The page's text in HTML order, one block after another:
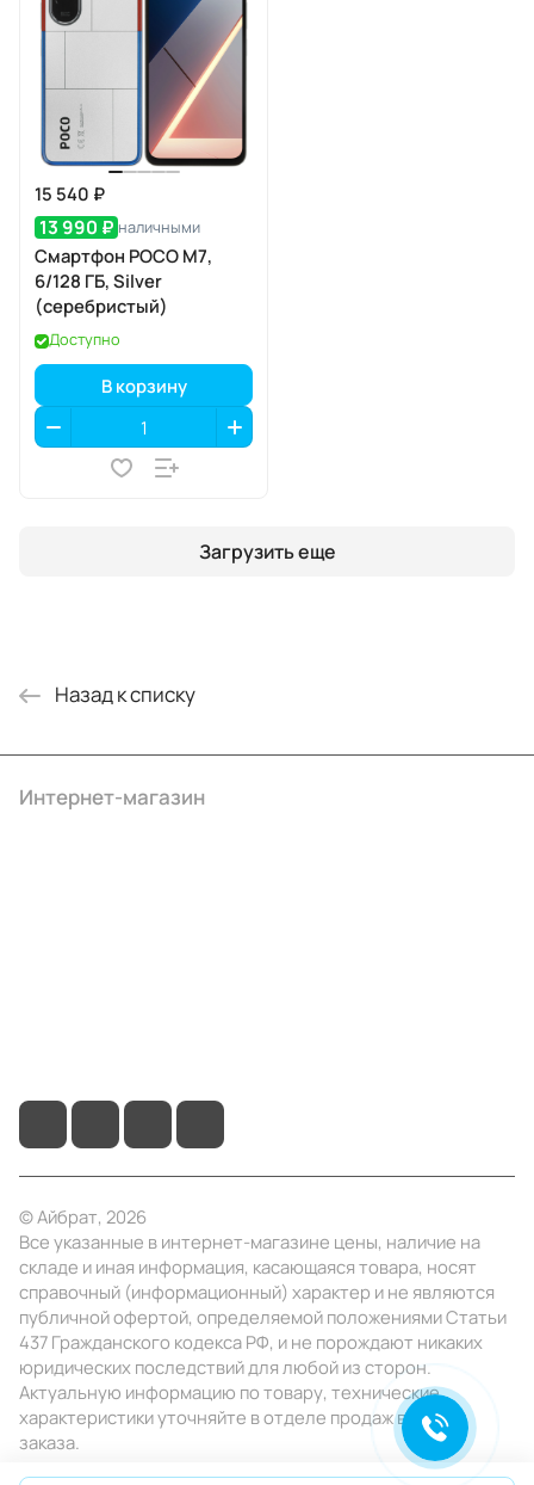
15 540 ₽
13 990 ₽ наличными
Смартфон POCO M7,
6/128 ГБ, Silver
(серебристый)
Доступно
В корзину
Загрузить еще
Назад к списку
Интернет-магазин
© Айбрат, 2026
Все указанные в интернет-магазине цены, наличие на
складе и иная информация, касающаяся товара, носят
справочный (информационный) характер и не являются
публичной офертой, определяемой положениями Статьи
437 Гражданского кодекса РФ, и не порождают никаких
юридических последствий для любой из сторон.
Актуальную информацию по товару, технические
характеристики уточняйте в отделе продаж в день
заказа.